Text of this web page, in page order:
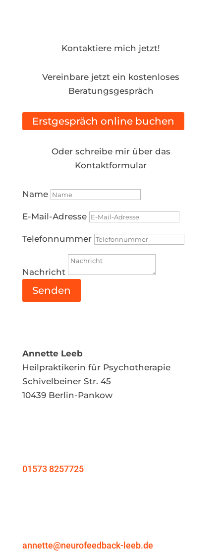
Kontaktiere mich jetzt!
Vereinbare jetzt ein kostenloses
Beratungsgespräch
Erstgespräch online buchen
Oder schreibe mir über das
Kontaktformular
Name
E-Mail-Adresse
Telefonnummer
Nachricht
Senden
Annette Leeb
Heilpraktikerin für Psychotherapie
Schivelbeiner Str. 45
10439 Berlin-Pankow
01573 8257725
annette@neurofeedback-leeb.de